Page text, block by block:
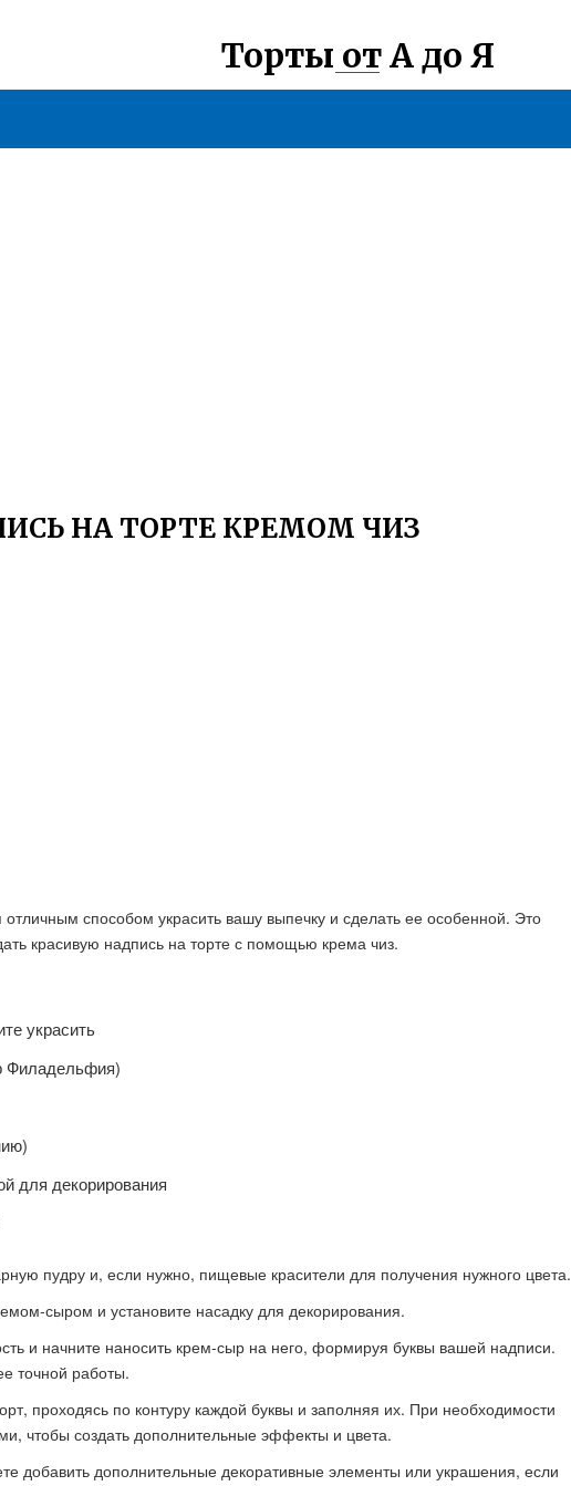
Торты от А до Я
НА ТОРТЕ КРЕМОМ ЧИЗ
способом украсить вашу выпечку и сделать ее особенной. Это
красивую надпись на торте с помощью крема чиз.
украсить
Филадельфия)
для декорирования
пудру и, если нужно, пищевые красители для получения нужного цвета.
сыром и установите насадку для декорирования.
и начните наносить крем-сыр на него, формируя буквы вашей надписи.
точной работы.
проходясь по контуру каждой буквы и заполняя их. При необходимости
чтобы создать дополнительные эффекты и цвета.
добавить дополнительные декоративные элементы или украшения, если